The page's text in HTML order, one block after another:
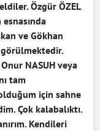
Özgür ÖZEL
ve Gökhan
görülmektedir.
NASUH veya
tam
için sahne
Çok kalabalıktı.
Kendileri